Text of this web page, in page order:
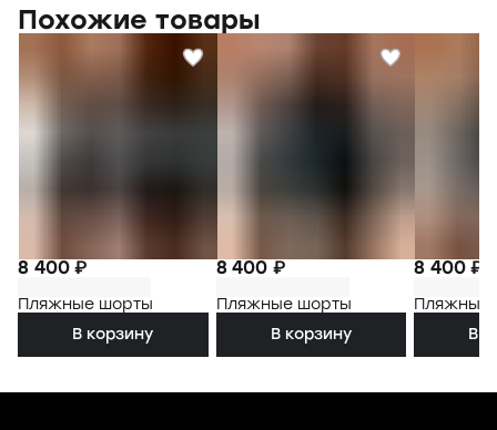
Похожие товары
8 400 ₽
Пляжные шорты
В корзину
8 400 ₽
Пляжные шорты
В корзину
8 400 ₽
Пляжные
В